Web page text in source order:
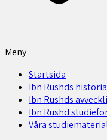
Meny
Startsida
Ibn Rushds historia
Ibn Rushds
Ibn Rushd
Våra